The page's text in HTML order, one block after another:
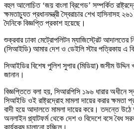
বহুল আলোচিত ‘জয় বাংলা ব্রিগেড’ সম্পর্কিত
ক্ষমতাচ্যুত প্রধানমন্ত্রী স্বৈরাচার শেখ হাসিনাসহ
দৈনিকে বিজ্ঞপ্তি প্রকাশ হয়েছে।
শুক্রবার ঢাকা মেট্রোপলিটন ম্যাজিস্ট্রেট আদালতের
(সিআইডি) আমার দেশ ও ডেইলি স্টার পত্রিকায় এ
সিআইডির বিশেষ পুলিশ সুপার (মিডিয়া) জসীম
জানান।
বিজ্ঞপ্তিতে বলা হয়, সিআরপিসি ১৯৬ ধারার অধীনে
সিআইডি ওই রাষ্ট্রদ্রোহ মামলা দায়ের করার
বাদী হয়ে আদালতে মামলা দায়ের করে। তদন্তে
অনলাইন প্ল্যাটফর্ম থেকে দেশ ও বিদেশে বসে বৈধ
কার্যক্রম চালানো হচ্ছিল।